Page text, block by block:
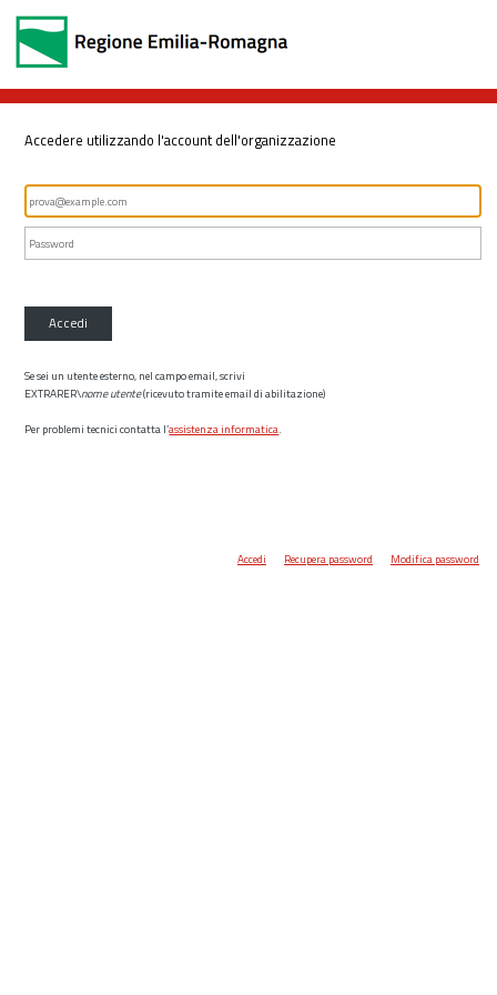
Accedere utilizzando l'account dell'organizzazione
Accedi
Se sei un utente esterno, nel campo email, scrivi
EXTRARER\nome utente(ricevuto tramite email di abilitazione)
Per problemi tecnici contatta l’assistenza informatica.
Accedi Recupera password Modifica password